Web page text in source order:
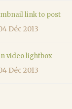
link to post
Déc 2013
video lightbox
Déc 2013